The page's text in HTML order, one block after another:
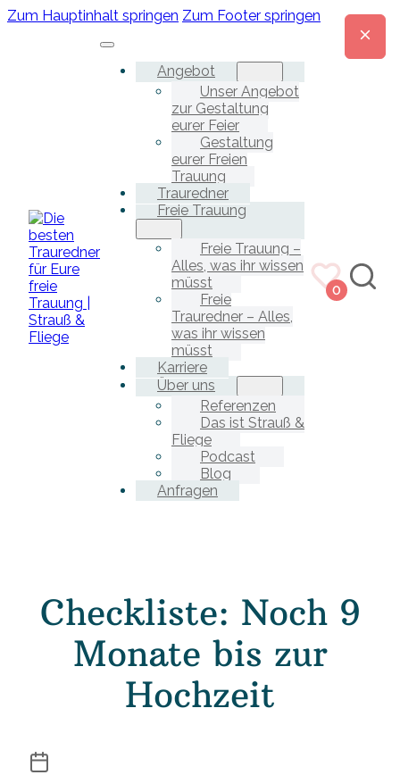
Zum Hauptinhalt springen Zum Footer springen
Angebot
Unser Angebot
zur Gestaltung
eurer Feier
Gestaltung
eurer Freien
Trauung
Trauredner
Freie Trauung
Freie Trauung –
Alles, was ihr wissen
müsst
Freie
Trauredner – Alles,
was ihr wissen
müsst
Karriere
Über uns
Referenzen
Das ist Strauß &
Fliege
Podcast
Blog
Anfragen
0
Checkliste: Noch 9
Monate bis zur
Hochzeit